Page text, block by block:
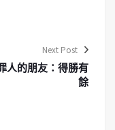
Next Post
人的朋友：得勝有
餘